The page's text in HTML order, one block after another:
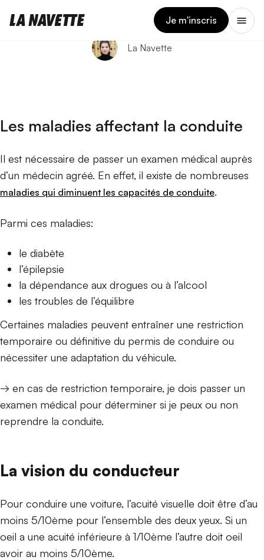
Je m'inscris
Santé et conduite
La Navette
Les maladies affectant la conduite
Il est nécessaire de passer un examen médical auprès
d’un médecin agréé. En effet, il existe de nombreuses
maladies qui diminuent les capacités de conduite.
Parmi ces maladies:
le diabète
l’épilepsie
la dépendance aux drogues ou à l’alcool
les troubles de l’équilibre
Certaines maladies peuvent entraîner une restriction
temporaire ou définitive du permis de conduire ou
nécessiter une adaptation du véhicule.
→ en cas de restriction temporaire, je dois passer un
examen médical pour déterminer si je peux ou non
reprendre la conduite.
La vision du conducteur
Pour conduire une voiture, l’acuité visuelle doit être d’au
moins 5/10ème pour l’ensemble des deux yeux. Si un
oeil a une acuité inférieure à 1/10ème l’autre doit oeil
avoir au moins 5/10ème.